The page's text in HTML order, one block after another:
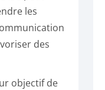
les
des
objectif de